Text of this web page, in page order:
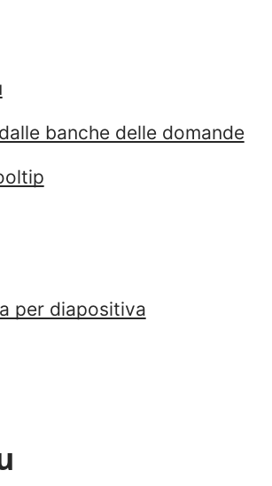
banche delle domande
per diapositiva